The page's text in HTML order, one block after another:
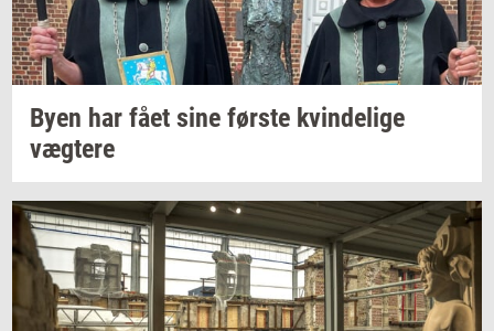
Byen har fået sine før­ste kvin­de­li­ge
væg­te­re